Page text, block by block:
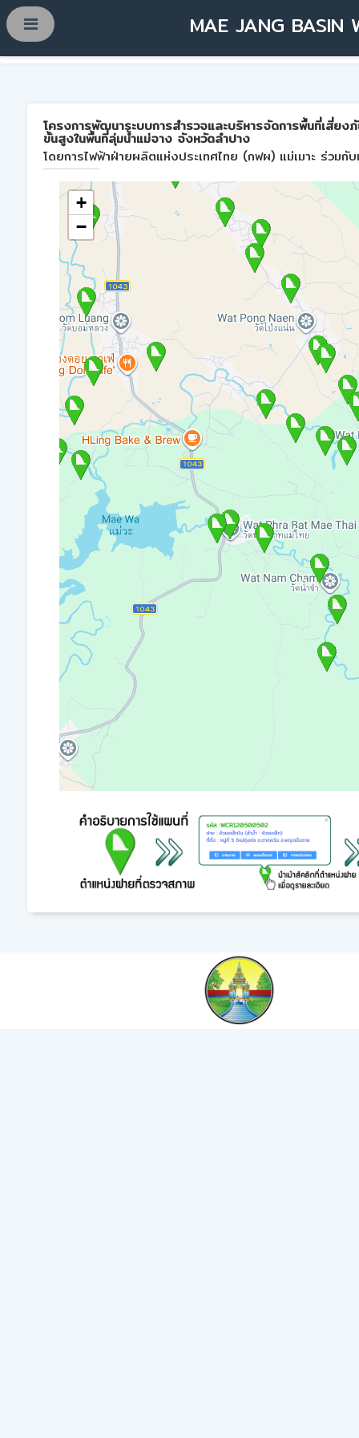
MAE JANG BASIN
โครงการพัฒนาระบบการสำรวจและบริหารจัดการพื้นที่เสี่ย
ขั้นสูงในพื้นที่ลุ่มน้ำแม่จาง จังหวัดลำปาง
โดยการไฟฟ้าฝ่ายผลิตแห่งประเทศไทย (กฟผ) แม่เมาะ ร่วมกั
+
−